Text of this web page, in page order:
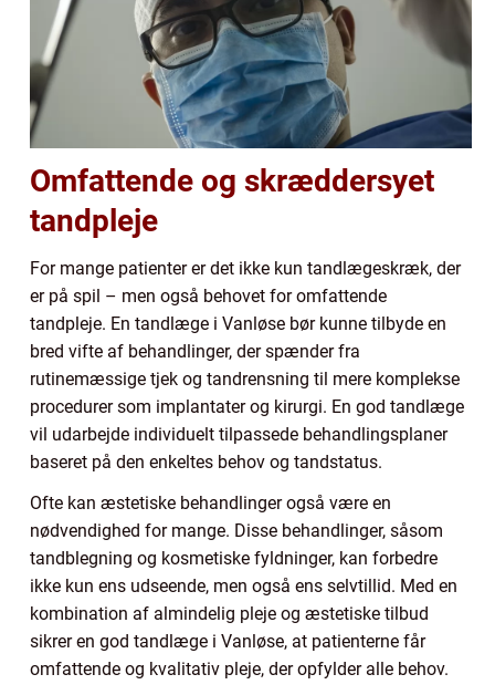
Omfattende og skræddersyet
tandpleje
For mange patienter er det ikke kun tandlægeskræk, der
er på spil – men også behovet for omfattende
tandpleje. En tandlæge i Vanløse bør kunne tilbyde en
bred vifte af behandlinger, der spænder fra
rutinemæssige tjek og tandrensning til mere komplekse
procedurer som implantater og kirurgi. En god tandlæge
vil udarbejde individuelt tilpassede behandlingsplaner
baseret på den enkeltes behov og tandstatus.
Ofte kan æstetiske behandlinger også være en
nødvendighed for mange. Disse behandlinger, såsom
tandblegning og kosmetiske fyldninger, kan forbedre
ikke kun ens udseende, men også ens selvtillid. Med en
kombination af almindelig pleje og æstetiske tilbud
sikrer en god tandlæge i Vanløse, at patienterne får
omfattende og kvalitativ pleje, der opfylder alle behov.